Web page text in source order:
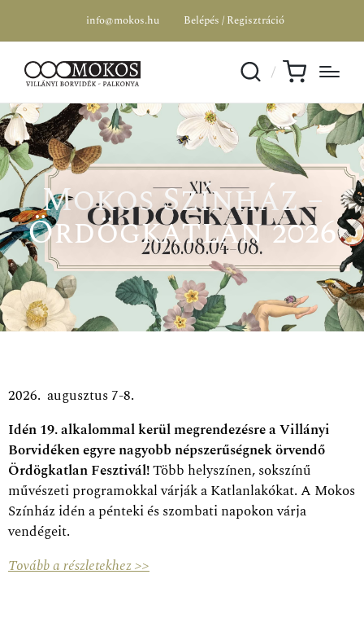
info@mokos.hu Belépés / Regisztráció
Mokos Színház –
Ördögkatlan 2026
2026. augusztus 7-8.
Idén 19. alkalommal kerül megrendezésre a Villányi
Borvidéken egyre nagyobb népszerűségnek örvendő
Ördögkatlan Fesztivál!Több helyszínen, sokszínű
művészeti programokkal várják a Katlanlakókat. A Mokos
Színház idén a pénteki és szombati napokon várja
vendégeit.
Tovább a részletekhez >>